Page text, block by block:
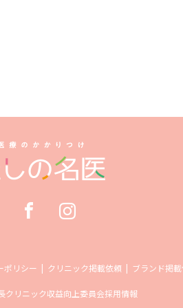
ポリシー クリニック掲載依頼 ブランド掲
クリニック収益向上委員会採用情報